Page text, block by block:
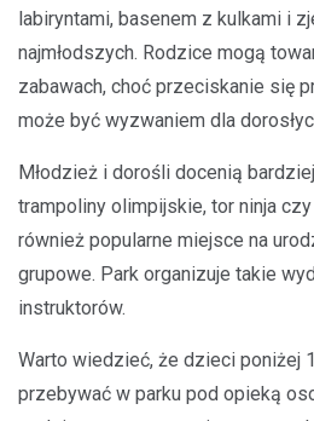
labiryntami, basenem z kulkami i
najmłodszych. Rodzice mogą
zabawach, choć przeciskanie się
może być wyzwaniem dla
Młodzież i dorośli docenią
trampoliny olimpijskie, tor ninja
również popularne miejsce na
grupowe. Park organizuje takie
instruktorów.
Warto wiedzieć, że dzieci poniżej
przebywać w parku pod opieką